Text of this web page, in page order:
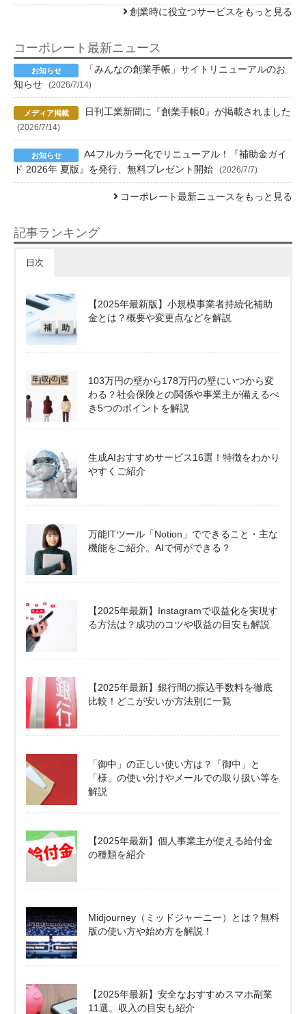
創業時に役立つサービスをもっと見る
コーポレート最新ニュース
「みんなの創業手帳」サイトリニューアルのお
知らせ
(2026/7/14)
日刊工業新聞に『創業手帳0』が掲載されました
(2026/7/14)
A4フルカラー化でリニューアル！『補助金ガイ
ド 2026年 夏版』を発行、無料プレゼント開始
(2026/7/7)
コーポレート最新ニュースをもっと見る
記事ランキング
日次
【2025年最新版】小規模事業者持続化補助
金とは？概要や変更点などを解説
103万円の壁から178万円の壁にいつから変
わる？社会保険との関係や事業主が備えるべ
き5つのポイントを解説
生成AIおすすめサービス16選！特徴をわかり
やすくご紹介
万能ITツール「Notion」でできること・主な
機能をご紹介。AIで何ができる？
【2025年最新】Instagramで収益化を実現す
る方法は？成功のコツや収益の目安も解説
【2025年最新】銀行間の振込手数料を徹底
比較！どこが安いか方法別に一覧
「御中」の正しい使い方は？「御中」と
「様」の使い分けやメールでの取り扱い等を
解説
【2025年最新】個人事業主が使える給付金
の種類を紹介
Midjourney（ミッドジャーニー）とは？無料
版の使い方や始め方を解説！
【2025年最新】安全なおすすめスマホ副業
11選。収入の目安も紹介